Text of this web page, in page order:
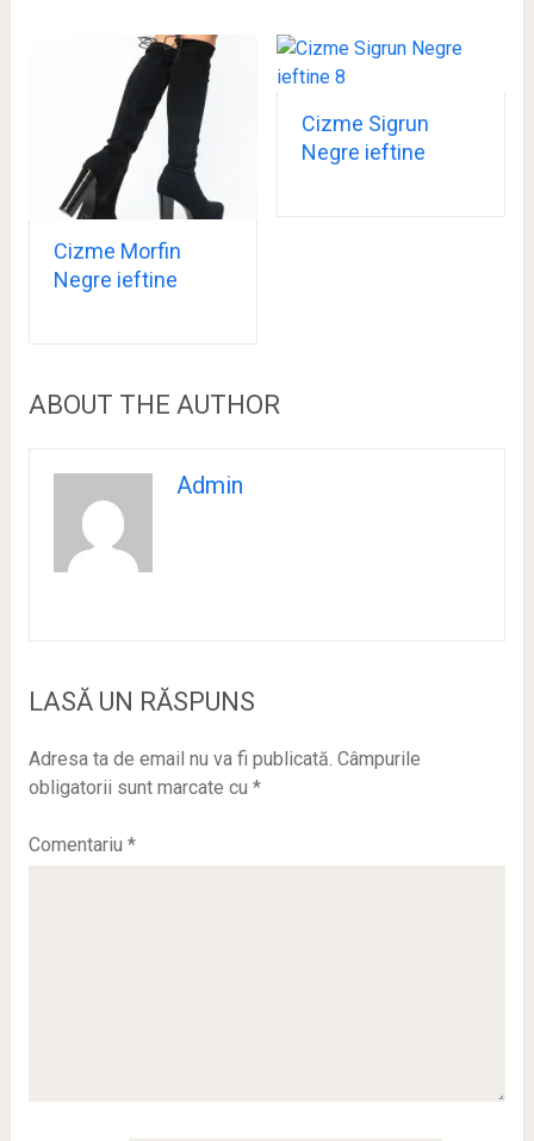
Cizme Morfin
Negre ieftine
Cizme Sigrun
Negre ieftine
ABOUT THE AUTHOR
Admin
LASĂ UN RĂSPUNS
Adresa ta de email nu va fi publicată. Câmpurile
obligatorii sunt marcate cu *
Comentariu *